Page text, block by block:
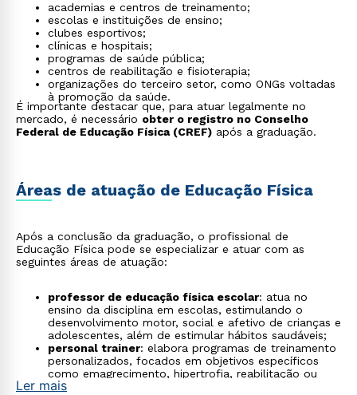
academias e centros de treinamento;
escolas e instituições de ensino;
clubes esportivos;
clínicas e hospitais;
programas de saúde pública;
centros de reabilitação e fisioterapia;
organizações do terceiro setor, como ONGs voltadas
à promoção da saúde.
É importante destacar que, para atuar legalmente no
mercado, é necessário obter o registro no Conselho
Federal de Educação Física (CREF) após a graduação.
Áreas de atuação de Educação Física
Após a conclusão da graduação, o profissional de
Educação Física pode se especializar e atuar com as
seguintes áreas de atuação:
professor de educação física escolar: atua no
ensino da disciplina em escolas, estimulando o
desenvolvimento motor, social e afetivo de crianças e
adolescentes, além de estimular hábitos saudáveis;
personal trainer: elabora programas de treinamento
personalizados, focados em objetivos específicos
como emagrecimento, hipertrofia, reabilitação ou
melhora do condicionamento físico;
Ler mais